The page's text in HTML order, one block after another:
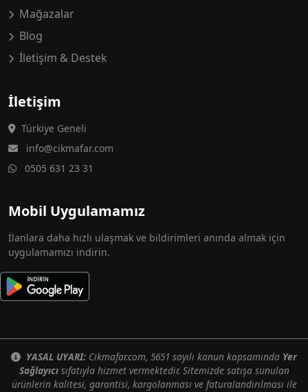
Mağazalar
Blog
İletişim & Destek
İletişim
Türkiye Geneli
info@cikmafar.com
0505 631 23 31
Mobil Uygulamamız
İlanlara daha hızlı ulaşmak ve bildirimleri anında almak için
uygulamamızı indirin.
YASAL UYARI: Cikmafar.com, 5651 sayılı kanun kapsamında Yer
Sağlayıcısıfatıyla hizmet vermektedir. Sitemizde satışa sunulan
ürünlerin kalitesi, garantisi, kargolanması ve faturalandırılması ile